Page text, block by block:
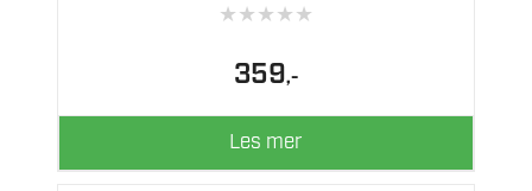
★★★★★
359,-
Les mer